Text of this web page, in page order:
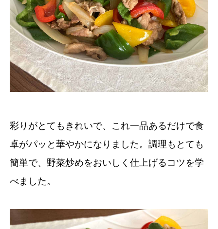
彩りがとてもきれいで、これ一品あるだけで食
卓がパッと華やかになりました。調理もとても
簡単で、野菜炒めをおいしく仕上げるコツを学
べました。